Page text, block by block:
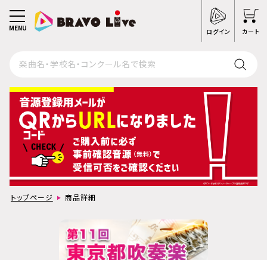
ログイン カート
MENU
トップページ 商品詳細